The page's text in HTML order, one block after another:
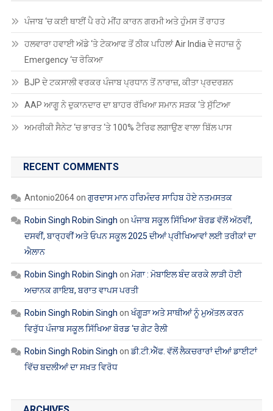
ਮੌਤ,
2
ਪੰਜਾਬ ‘ਚ ਕਈ ਥਾਈਂ ਪੈ ਰਹੇ ਮੀਂਹ ਕਾਰਨ ਗਰਮੀ ਅਤੇ ਹੁੰਮਸ ਤੋਂ ਰਾਹਤ
ਹਲਵਾਰਾ ਹਵਾਈ ਅੱਡੇ ‘ਤੇ ਟੇਕਆਫ ਤੋਂ ਠੀਕ ਪਹਿਲਾਂ Air India ਦੇ ਜਹਾਜ਼ ਨੂੰ
Emergency ‘ਚ ਰੋਕਿਆ
BJP ਦੇ ਟਕਸਾਲੀ ਵਰਕਰ ਪੰਜਾਬ ਪ੍ਰਧਾਨ ਤੋਂ ਨਾਰਾਜ਼, ਕੀਤਾ ਪ੍ਰਦਰਸ਼ਨ
AAP ਆਗੂ ਨੇ ਦੁਕਾਨਦਾਰ ਦਾ ਬਾਹਰ ਰੱਖਿਆ ਸਮਾਨ ਸੜਕ ‘ਤੇ ਸੁੱਟਿਆ
ਅਮਰੀਕੀ ਸੈਨੇਟ ‘ਚ ਭਾਰਤ ‘ਤੇ 100% ਟੈਰਿਫ ਲਗਾਉਣ ਵਾਲਾ ਬਿੱਲ ਪਾਸ
RECENT COMMENTS
Antonio2064on ਗੁਰਦਾਸ ਮਾਨ ਹਰਿਮੰਦਰ ਸਾਹਿਬ ਹੋਏ ਨਤਮਸਤਕ
Robin Singh Robin Singh onਪੰਜਾਬ ਸਕੂਲ ਸਿੱਖਿਆ ਬੋਰਡ ਵੱਲੋਂ ਅੱਠਵੀਂ,
ਦਸਵੀਂ, ਬਾਰ੍ਹਵੀਂ ਅਤੇ ਓਪਨ ਸਕੂਲ 2025 ਦੀਆਂ ਪ੍ਰੀਖਿਆਵਾਂ ਲਈ ਤਰੀਕਾਂ ਦਾ
ਐਲਾਨ
Robin Singh Robin Singh on ਮੋਗਾ : ਮੋਬਾਇਲ ਬੰਦ ਕਰਕੇ ਲਾੜੀ ਹੋਈ
ਅਚਾਨਕ ਗਾਇਬ, ਬਰਾਤ ਵਾਪਸ ਪਰਤੀ
Robin Singh Robin Singh onਖੰਗੂੜਾ ਅਤੇ ਸਾਥੀਆਂ ਨੂੰ ਮੁਅੱਤਲ ਕਰਨ
ਵਿਰੁੱਧ ਪੰਜਾਬ ਸਕੂਲ ਸਿੱਖਿਆ ਬੋਰਡ ‘ਚ ਗੇਟ ਰੈਲੀ
Robin Singh Robin Singh onਡੀ.ਟੀ.ਐੱਫ. ਵੱਲੋਂ ਲੈਕਚਰਾਰਾਂ ਦੀਆਂ ਡਾਈਟਾਂ
ਵਿੱਚ ਬਦਲੀਆਂ ਦਾ ਸਖ਼ਤ ਵਿਰੋਧ